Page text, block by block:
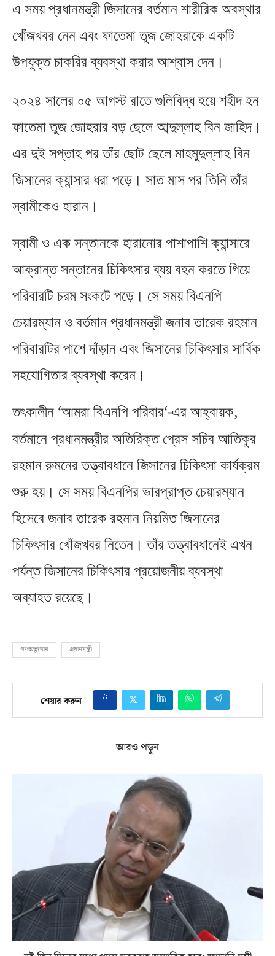
এ সময় প্রধানমন্ত্রী জিসানের বর্তমান শারীরিক অবস্থার
খোঁজখবর নেন এবং ফাতেমা তুজ জোহরাকে একটি
উপযুক্ত চাকরির ব্যবস্থা করার আশ্বাস দেন।
২০২৪ সালের ০৫ আগস্ট রাতে গুলিবিদ্ধ হয়ে শহীদ হন
ফাতেমা তুজ জোহরার বড় ছেলে আব্দুল্লাহ বিন জাহিদ।
এর দুই সপ্তাহ পর তাঁর ছোট ছেলে মাহমুদুল্লাহ বিন
জিসানের ক্যান্সার ধরা পড়ে। সাত মাস পর তিনি তাঁর
স্বামীকেও হারান।
স্বামী ও এক সন্তানকে হারানোর পাশাপাশি ক্যান্সারে
আক্রান্ত সন্তানের চিকিৎসার ব্যয় বহন করতে গিয়ে
পরিবারটি চরম সংকটে পড়ে। সে সময় বিএনপি
চেয়ারম্যান ও বর্তমান প্রধানমন্ত্রী জনাব তারেক রহমান
পরিবারটির পাশে দাঁড়ান এবং জিসানের চিকিৎসার সার্বিক
সহযোগিতার ব্যবস্থা করেন।
তৎকালীন ‘আমরা বিএনপি পরিবার‘-এর আহ্বায়ক,
বর্তমানে প্রধানমন্ত্রীর অতিরিক্ত প্রেস সচিব আতিকুর
রহমান রুমনের তত্ত্বাবধানে জিসানের চিকিৎসা কার্যক্রম
শুরু হয়। সে সময় বিএনপির ভারপ্রাপ্ত চেয়ারম্যান
হিসেবে জনাব তারেক রহমান নিয়মিত জিসানের
চিকিৎসার খোঁজখবর নিতেন। তাঁর তত্ত্বাবধানেই এখন
পর্যন্ত জিসানের চিকিৎসার প্রয়োজনীয় ব্যবস্থা
অব্যাহত রয়েছে।
গণঅভ্যুত্থান প্রধানমন্ত্রী
শেয়ার করুন
আরও পড়ুন